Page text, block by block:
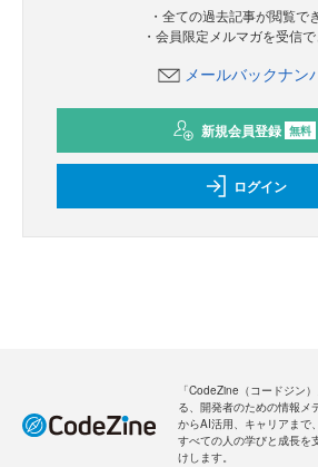
・全ての過去記事が閲覧で
・会員限定メルマガを受信
メールバックナン
新規会員登録 無料
ログイン
「CodeZine（コードジン
る、開発者のための情報メ
からAI活用、キャリアまで
すべての人の学びと成長を
けします。